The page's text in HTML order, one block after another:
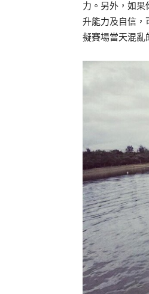
力。另外，如果
升能力及自信，
擬賽場當天混亂